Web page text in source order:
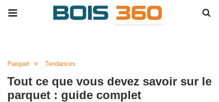
Parquet Tendances
Tout ce que vous devez savoir sur le
parquet : guide complet